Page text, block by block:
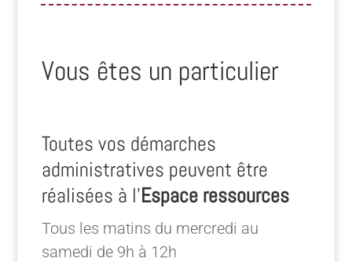
Vous êtes un particulier
Toutes vos démarches
administratives peuvent être
réalisées à l’Espace ressources
Tous les matins du mercredi au
samedi de 9h à 12h